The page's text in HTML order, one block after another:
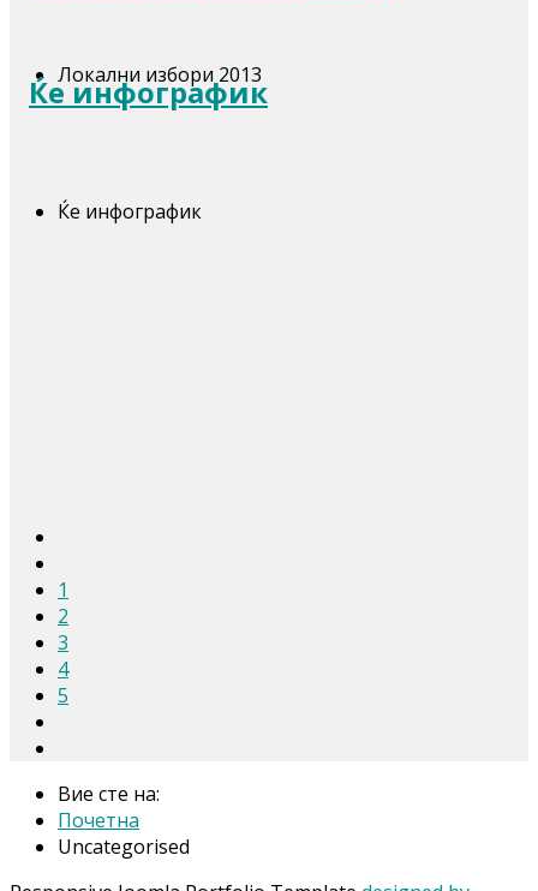
Локални избори 2013
Ќе инфографик
Ќе инфографик
1
2
3
4
5
Вие сте на:
Почетна
Uncategorised